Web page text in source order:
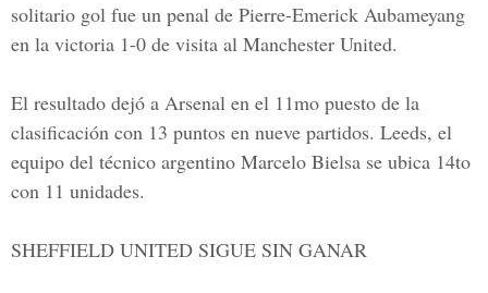
solitario gol fue un penal de Pierre-Emerick Aubameyang
en la victoria 1-0 de visita al Manchester United.
El resultado dejó a Arsenal en el 11mo puesto de la
clasificación con 13 puntos en nueve partidos. Leeds, el
equipo del técnico argentino Marcelo Bielsa se ubica 14to
con 11 unidades.
SHEFFIELD UNITED SIGUE SIN GANAR